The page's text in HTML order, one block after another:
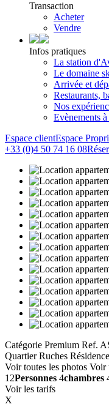
Transaction
Acheter
Vendre
Infos pratiques
La station
Le domaine
Arrivée et
Restaurants,
Nos
Evènements
Espace clientEspace
+33 (0)4 50 74 16 08
Catégorie Premium Ref.
Quartier Ruches
Voir toutes les photos Voir
12Personnes 4chambres
Voir les tarifs
X